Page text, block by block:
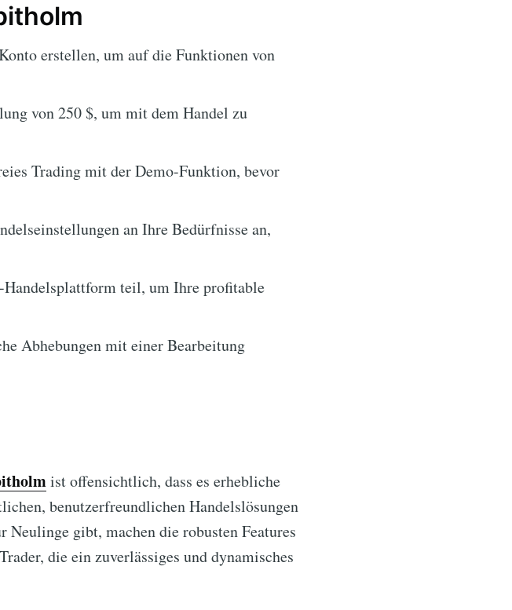
erstellen, um auf die Funktionen von
von 250 $, um mit dem Handel zu
Trading mit der Demo-Funktion, bevor
an Ihre Bedürfnisse an,
Handelsplattform teil, um Ihre profitable
Abhebungen mit einer Bearbeitung
ist offensichtlich, dass es erhebliche
benutzerfreundlichen Handelslösungen
Neulinge gibt, machen die robusten Features
die ein zuverlässiges und dynamisches